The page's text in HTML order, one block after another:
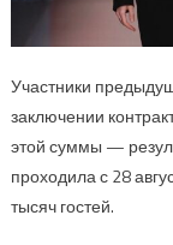
Участники
заключении
этой суммы —
проходила с 28
тысяч гостей.